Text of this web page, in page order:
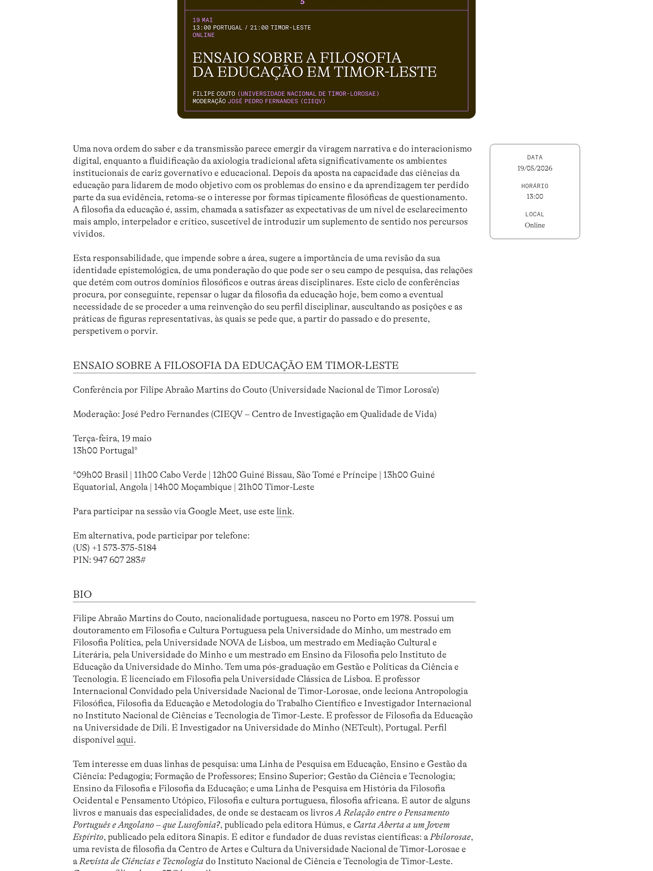
Uma nova ordem do saber e da transmissão parece emergir da viragem narrativa e do interacionismo
digital, enquanto a fluidificação da axiologia tradicional afeta significativamente os ambientes
institucionais de cariz governativo e educacional. Depois da aposta na capacidade das ciências da
educação para lidarem de modo objetivo com os problemas do ensino e da aprendizagem ter perdido
parte da sua evidência, retoma-se o interesse por formas tipicamente filosóficas de questionamento.
A filosofia da educação é, assim, chamada a satisfazer as expectativas de um nível de esclarecimento
mais amplo, interpelador e crítico, suscetível de introduzir um suplemento de sentido nos percursos
vividos.
Esta responsabilidade, que impende sobre a área, sugere a importância de uma revisão da sua
identidade epistemológica, de uma ponderação do que pode ser o seu campo de pesquisa, das relações
que detém com outros domínios filosóficos e outras áreas disciplinares. Este ciclo de conferências
procura, por conseguinte, repensar o lugar da filosofia da educação hoje, bem como a eventual
necessidade de se proceder a uma reinvenção do seu perfil disciplinar, auscultando as posições e as
práticas de figuras representativas, às quais se pede que, a partir do passado e do presente,
perspetivem o porvir.
ENSAIO SOBRE A FILOSOFIA DA EDUCAÇÃO EM TIMOR-LESTE
Conferência por Filipe Abraão Martins do Couto (Universidade Nacional de Timor Lorosa’e)
Moderação: José Pedro Fernandes (CIEQV – Centro de Investigação em Qualidade de Vida)
Terça-feira, 19 maio
13h00 Portugal*
*09h00 Brasil | 11h00 Cabo Verde | 12h00 Guiné Bissau, São Tomé e Príncipe | 13h00 Guiné
Equatorial, Angola | 14h00 Moçambique | 21h00 Timor-Leste
Para participar na sessão via Google Meet, use estelink.
Em alternativa, pode participar por telefone:
‪(US) +1 573-375-5184
PIN: ‪947 607 283‬#
BIO
Filipe Abraão Martins do Couto, nacionalidade portuguesa, nasceu no Porto em 1978. Possui um
doutoramento em Filosofia e Cultura Portuguesa pela Universidade do Minho, um mestrado em
Filosofia Política, pela Universidade NOVA de Lisboa, um mestrado em Mediação Cultural e
Literária, pela Universidade do Minho e um mestrado em Ensino da Filosofia pelo Instituto de
Educação da Universidade do Minho. Tem uma pós-graduação em Gestão e Políticas da Ciência e
Tecnologia. É licenciado em Filosofia pela Universidade Clássica de Lisboa. É professor
Internacional Convidado pela Universidade Nacional de Timor-Lorosae, onde leciona Antropologia
Filosófica, Filosofia da Educação e Metodologia do Trabalho Científico e Investigador Internacional
no Instituto Nacional de Ciências e Tecnologia de Timor-Leste. É professor de Filosofia da Educação
na Universidade de Díli. É Investigador na Universidade do Minho (NETcult), Portugal. Perfil
disponívelaqui.
Tem interesse em duas linhas de pesquisa: uma Linha de Pesquisa em Educação, Ensino e Gestão da
Ciência: Pedagogia; Formação de Professores; Ensino Superior; Gestão da Ciência e Tecnologia;
Ensino da Filosofia e Filosofia da Educação; e uma Linha de Pesquisa em História da Filosofia
Ocidental e Pensamento Utópico, Filosofia e cultura portuguesa, filosofia africana. É autor de alguns
livros e manuais das especialidades, de onde se destacam os livrosA Relação entre o Pensamento
Português e Angolano – que Lusofonia?, publicado pela editora Húmus, e Carta Aberta a um Jovem
Espírito, publicado pela editora Sinapis. É editor e fundador de duas revistas científicas: aPhilorosae,
uma revista de filosofia da Centro de Artes e Cultura da Universidade Nacional de Timor-Lorosae e
aRevista de Ciências e Tecnologia do Instituto Nacional de Ciência e Tecnologia de Timor-Leste.
DATA
19/05/2026
HORÁRIO
13:00
LOCAL
Online